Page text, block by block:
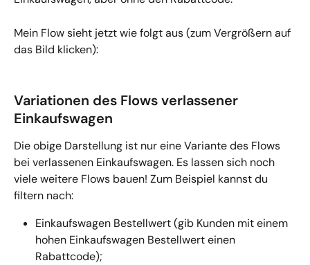
Mein Flow sieht jetzt wie folgt aus (zum Vergrößern auf
das Bild klicken):
Variationen des Flows verlassener
Einkaufswagen
Die obige Darstellung ist nur eine Variante des Flows
bei verlassenen Einkaufswagen. Es lassen sich noch
viele weitere Flows bauen! Zum Beispiel kannst du
filtern nach:
Einkaufswagen Bestellwert (gib Kunden mit einem
hohen Einkaufswagen Bestellwert einen
Rabattcode);